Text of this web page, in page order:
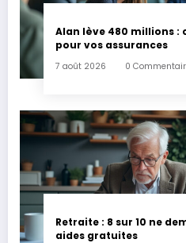
Alan lève 480 millions :
pour vos assurances
7 août 2026 0
Retraite : 8 sur 10 ne
aides gratuites